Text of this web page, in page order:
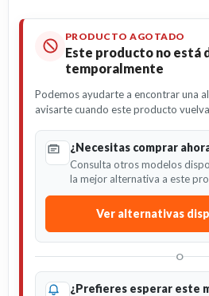
PRODUCTO AGOTADO
Este producto no está
temporalmente
Podemos ayudarte a encontrar una
avisarte cuando este producto
¿Necesitas comprar
Consulta otros modelos
la mejor alternativa a este
Ver alternativas
O
¿Prefieres esperar este